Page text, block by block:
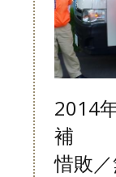
2014
補
惜敗